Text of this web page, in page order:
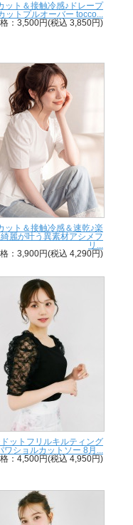
ット＆接触冷感♪ドレープ
ットプルオーバー tocco...
：3,500円(税込 3,850円)
ット＆接触冷感＆速乾♪楽
綺麗が叶う異素材アシメフ
リ...
：3,900円(税込 4,290円)
ットフリルキルティング
ワショルカットソー 8月...
：4,500円(税込 4,950円)